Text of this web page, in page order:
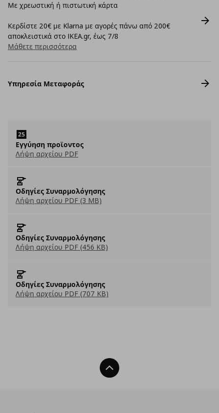
Με χρεωστική ή πιστωτική κάρτα
Κερδίστε 20€ με Klarna με αγορές πάνω από 200€
αποκλειστικά στο IKEA.gr, έως 7/8
Μάθετε περισσότερα
Υπηρεσία Μεταφοράς
Εγγύηση προϊοντος
Λήψη αρχείου PDF
Οδηγίες Συναρμολόγησης
Λήψη αρχείου PDF (3 MB)
Οδηγίες Συναρμολόγησης
Λήψη αρχείου PDF (456 KB)
Οδηγίες Συναρμολόγησης
Λήψη αρχείου PDF (707 KB)
Back To Top